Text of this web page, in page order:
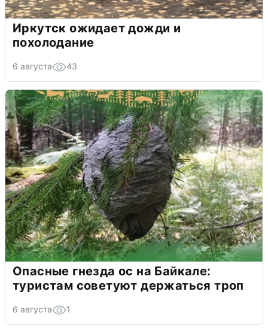
Иркутск ожидает дожди и
похолодание
6 августа 43
Опасные гнезда ос на Байкале:
туристам советуют держаться троп
6 августа 1